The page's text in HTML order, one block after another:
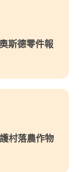
斯德零件報
村落農作物